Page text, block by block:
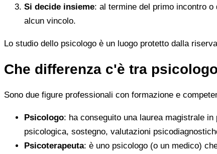
Si decide insieme: al termine del primo incontro
alcun vincolo.
Lo studio dello psicologo è un luogo protetto dalla
Che differenza c'è tra
Sono due figure professionali con formazione e
Psicologo: ha conseguito una laurea magistrale
psicologica, sostegno, valutazioni
Psicoterapeuta: è uno psicologo (o un medico)